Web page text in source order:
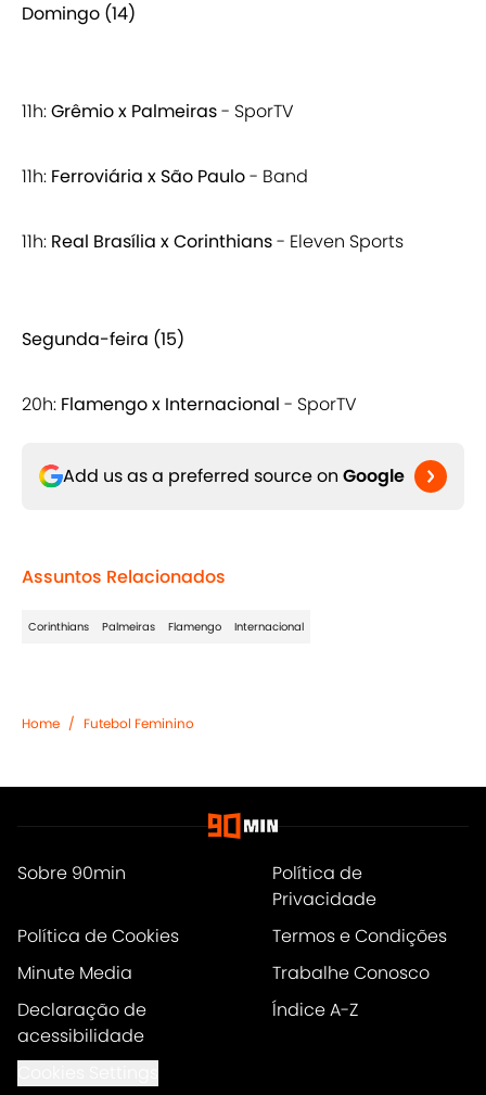
Domingo (14)
11h:Grêmio x Palmeiras- SporTV
11h: Ferroviária x São Paulo- Band
11h: Real Brasília x Corinthians- Eleven Sports
Segunda-feira (15)
20h: Flamengo x Internacional - SporTV
Add us as a preferred source on Google
Assuntos Relacionados
Corinthians Palmeiras Flamengo Internacional
Home / Futebol Feminino
Sobre 90min
Política de
Privacidade
Política de Cookies
Termos e Condições
Minute Media
Trabalhe Conosco
Declaração de
acessibilidade
Índice A-Z